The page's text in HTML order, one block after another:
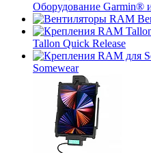
Оборудование Garmin®
Tallon Quick Release
Somewear